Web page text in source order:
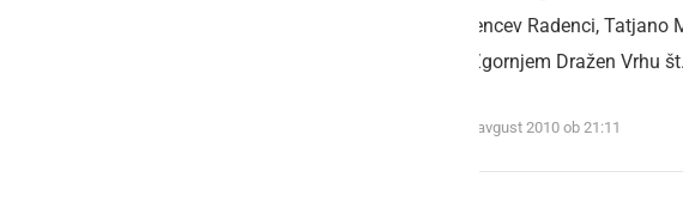
upokojencev Radenci,
hiše v Zgornjem Dražen Vrhu
sreda, 4. avgust 2010 ob 21:11